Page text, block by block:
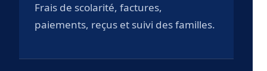
Frais de scolarité, factures,
paiements, reçus et suivi des familles.